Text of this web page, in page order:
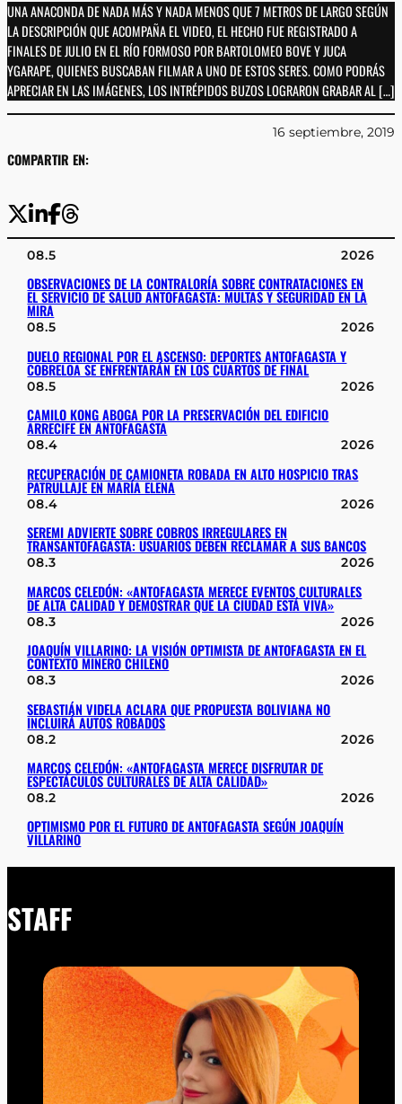
UNA ANACONDA DE NADA MÁS Y NADA MENOS QUE 7 METROS DE LARGO SEGÚN
LA DESCRIPCIÓN QUE ACOMPAÑA EL VIDEO, EL HECHO FUE REGISTRADO A
FINALES DE JULIO EN EL RÍO FORMOSO POR BARTOLOMEO BOVE Y JUCA
YGARAPE, QUIENES BUSCABAN FILMAR A UNO DE ESTOS SERES. COMO PODRÁS
APRECIAR EN LAS IMÁGENES, LOS INTRÉPIDOS BUZOS LOGRARON GRABAR AL […]
COMPARTIR EN:
16 septiembre, 2019
08.5 2026
OBSERVACIONES DE LA CONTRALORÍA SOBRE CONTRATACIONES EN
EL SERVICIO DE SALUD ANTOFAGASTA: MULTAS Y SEGURIDAD EN LA
MIRA
08.5 2026
DUELO REGIONAL POR EL ASCENSO: DEPORTES ANTOFAGASTA Y
COBRELOA SE ENFRENTARÁN EN LOS CUARTOS DE FINAL
08.5 2026
CAMILO KONG ABOGA POR LA PRESERVACIÓN DEL EDIFICIO
ARRECIFE EN ANTOFAGASTA
08.4 2026
RECUPERACIÓN DE CAMIONETA ROBADA EN ALTO HOSPICIO TRAS
PATRULLAJE EN MARÍA ELENA
08.4 2026
SEREMI ADVIERTE SOBRE COBROS IRREGULARES EN
TRANSANTOFAGASTA: USUARIOS DEBEN RECLAMAR A SUS BANCOS
08.3 2026
MARCOS CELEDÓN: «ANTOFAGASTA MERECE EVENTOS CULTURALES
DE ALTA CALIDAD Y DEMOSTRAR QUE LA CIUDAD ESTÁ VIVA»
08.3 2026
JOAQUÍN VILLARINO: LA VISIÓN OPTIMISTA DE ANTOFAGASTA EN EL
CONTEXTO MINERO CHILENO
08.3 2026
SEBASTIÁN VIDELA ACLARA QUE PROPUESTA BOLIVIANA NO
INCLUIRÁ AUTOS ROBADOS
08.2 2026
MARCOS CELEDÓN: «ANTOFAGASTA MERECE DISFRUTAR DE
ESPECTÁCULOS CULTURALES DE ALTA CALIDAD»
08.2 2026
OPTIMISMO POR EL FUTURO DE ANTOFAGASTA SEGÚN JOAQUÍN
VILLARINO
STAFF